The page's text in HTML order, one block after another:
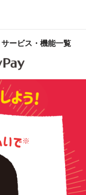
サービス・機能一覧